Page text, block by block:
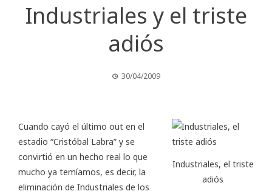
Industriales y el triste
adiós
30/04/2009
Industriales, el triste
adiós
Cuando cayó el último out en el
estadio “Cristóbal Labra” y se
convirtió en un hecho real lo que
mucho ya temíamos, es decir, la
eliminación de Industriales de los